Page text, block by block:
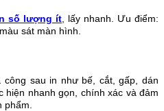
số lượng ít , lấy nhanh. Ưu điểm:
sát màn hình.
sau in như bế, cắt, gấp, dán
nhanh gọn, chính xác và đảm